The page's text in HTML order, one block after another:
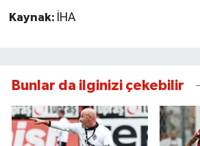
Kaynak: İHA
Bunlar da ilginizi çekebilir